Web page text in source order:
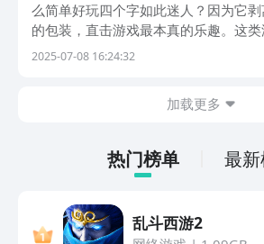
么简单好玩四个字如此迷人？因为它
的包装，直击游戏最本真的乐趣。这
木，看似规则单一，却能组合出千变万
2025-07-08 16:24:32
加载更多
热门榜单 最
乱斗西游2